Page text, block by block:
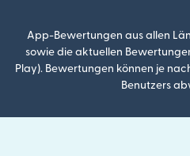
App-Bewertungen aus allen
sowie die aktuellen
Play). Bewertungen können je
Benutzers